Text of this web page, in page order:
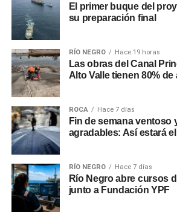
El primer buque del
su preparación final
RÍO NEGRO Hace 19 horas
Las obras del Canal
Alto Valle tienen 80% de
ROCA Hace 7 días
Fin de semana ventoso
agradables: Así estará
RÍO NEGRO Hace 7 días
Río Negro abre cursos
junto a Fundación YPF